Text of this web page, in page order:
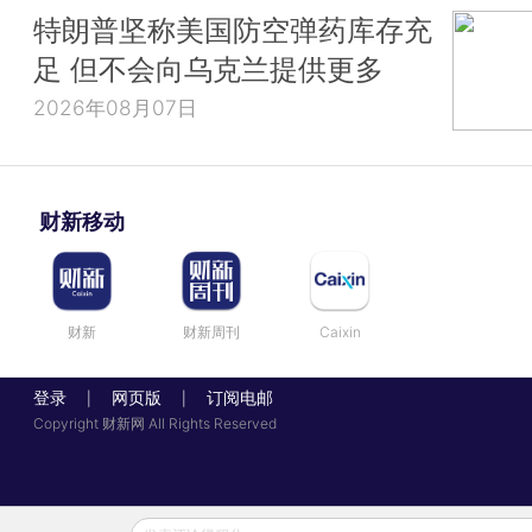
特朗普坚称美国防空弹药库存充
足 但不会向乌克兰提供更多
2026年08月07日
财新移动
财新 财新周刊 Caixin
登录 网页版 订阅电邮
Copyright 财新网 All Rights Reserved